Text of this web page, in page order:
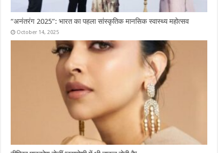
“अनंतरंग 2025”: भारत का पहला सांस्कृतिक मानसिक स्वास्थ्य महोत्सव
October 14, 2025